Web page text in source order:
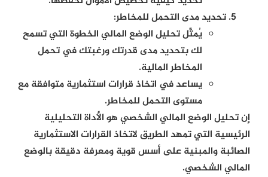
تحديد مدى التحمل للمخاطر:
يُمثِّل تحليل الوضع المالي الخطوة التي تسمح
لك بتحديد مدى قدرتك ورغبتك في تحمل
المخاطر المالية.
يساعد في اتخاذ قرارات استثمارية متوافقة مع
مستوى التحمل للمخاطر.
إن تحليل الوضع المالي الشخصي هو الأداة التحليلية
الرئيسية التي تمهد الطريق لاتخاذ القرارات الاستثمارية
الصائبة والمبنية على أسس قوية ومعرفة دقيقة بالوضع
المالي الشخصي.